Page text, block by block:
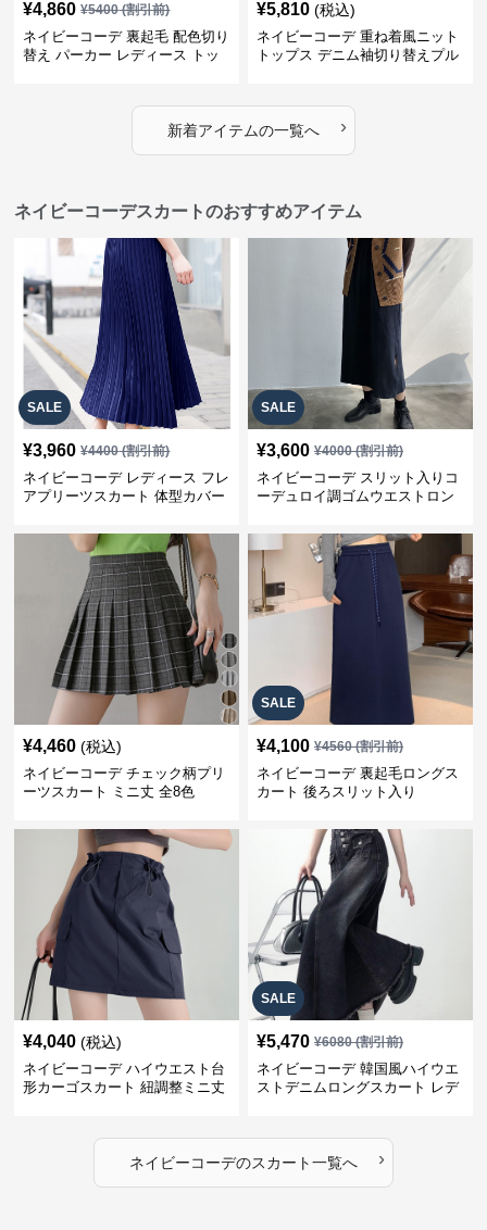
¥4,860 ¥5400(割引前)
ネイビーコーデ 裏起毛 配色切り
替え パーカー レディース トッ
¥5,810 (税込)
ネイビーコーデ 重ね着風ニット
トップス デニム袖切り替えプル
新着アイテムの一覧へ ›
ネイビーコーデスカートのおすすめアイテム
SALE
¥3,960 ¥4400(割引前)
ネイビーコーデ レディース フレ
アプリーツスカート 体型カバー
ト
SALE
¥3,600 ¥4000(割引前)
ネイビーコーデ スリット入りコ
ーデュロイ調ゴムウエストロン
¥4,460 (税込)
ネイビーコーデ チェック柄プリ
ーツスカート ミニ丈 全8色
SALE
¥4,100 ¥4560(割引前)
ネイビーコーデ 裏起毛ロングス
カート 後ろスリット入り
¥4,040 (税込)
ネイビーコーデ ハイウエスト台
形カーゴスカート 紐調整ミニ丈
SALE
¥5,470 ¥6080(割引前)
ネイビーコーデ 韓国風ハイウエ
ストデニムロングスカート レデ
ネイビーコーデのスカート一覧へ ›